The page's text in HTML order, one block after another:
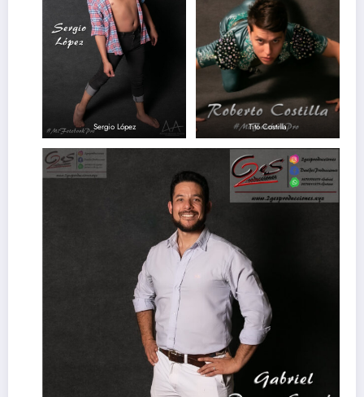
Sergio López Tito Costilla